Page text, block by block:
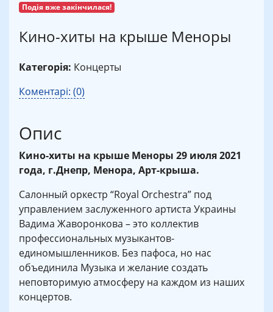
Подія вже закінчилася!
Кино-хиты на крыше Меноры
Категорія: Концерты
Коментарі: (0)
Опис
Кино-хиты на крыше Меноры 29 июля 2021
года, г.Днепр, Менора, Арт-крыша.
Салонный оркестр “Royal Orchestra” под
управлением заслуженного артиста Украины
Вадима Жаворонкова – это коллектив
профессиональных музыкантов-
единомышленников. Без пафоса, но нас
объединила Музыка и желание создать
неповторимую атмосферу на каждом из наших
концертов.